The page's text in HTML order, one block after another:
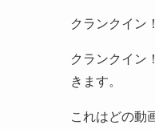
クランクイン
クランクイン
きます。
これはどの動